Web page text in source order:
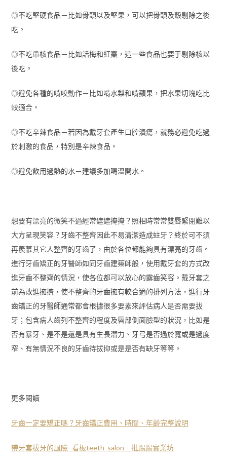
◎不吃堅硬食品－比如骨頭以及堅果，可以把骨頭及殼剔除之後
吃。
◎不吃帶核食品－比如話梅和紅棗，這一些食品也要于剔除核以
後吃。
◎避免各種的啃咬動作－比如啃水梨和啃蘋果，把水果切塊吃比
較適合。
◎不吃辛辣食品－若因為戴牙套產生口腔潰瘍，就務必避免吃過
於刺激的食品，特別是辛辣食品。
◎避免飲用過熱的水－建議多加喝溫開水。
想要有漂亮的微笑不過經常遮遮掩掩？照相時常常雙唇緊閉難以
大方呈現笑容？牙齒不整齊因此不易清潔造成蛀牙？終於可不須
再羨慕其它人整齊的牙齒了，由於各位都能夠具有漂亮的牙齒。
進行牙齒矯正的牙醫師如同牙齒建築師般，使用戴牙套的方式改
進牙齒不整齊的情況，使各位都可以放心的露齒笑容。戴牙套之
前為改進擁擠，使不整齊的牙齒擁有較合適的排列方法，進行牙
齒矯正的牙醫師通常都會根據很多要素來評估病人是否需要拔
牙；包含病人齒列不整齊的程度及唇部側面臉型的狀況，比如是
否有暴牙、是不是還是具有生長潛力、牙弓是否過於寬或是過度
窄、有無情況不良的牙齒待拔抑或是是否有缺牙等等。
更多閱讀
牙齒一定要矯正嗎？牙齒矯正費用、時間、年齡完整說明
帶牙套拔牙的風險- 看板teeth_salon – 批踢踢實業坊